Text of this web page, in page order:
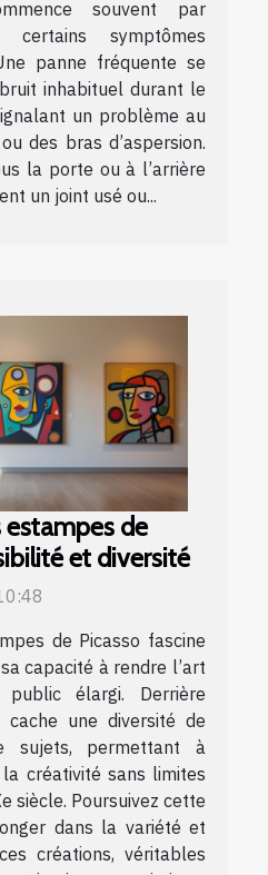
souvent par
certains symptômes
panne fréquente se
inhabituel durant le
un problème au
des bras d’aspersion.
la porte ou à l’arrière
un joint usé ou...
de
et diversité
de Picasso fascine
capacité à rendre l’art
élargi. Derrière
une diversité de
sujets, permettant à
la créativité sans limites
siècle. Poursuivez cette
dans la variété et
créations, véritables